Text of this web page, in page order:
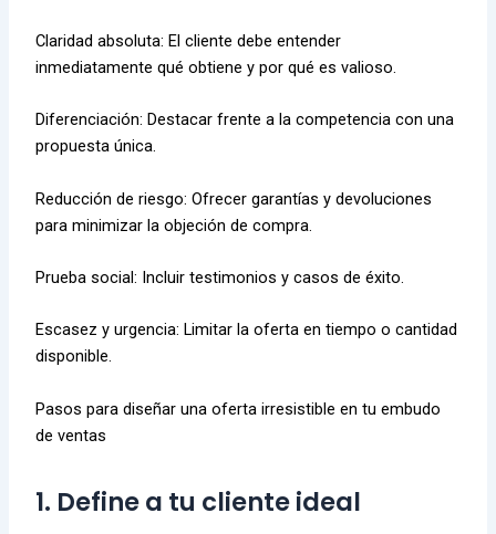
Claridad absoluta: El cliente debe entender
inmediatamente qué obtiene y por qué es valioso.
Diferenciación: Destacar frente a la competencia con una
propuesta única.
Reducción de riesgo: Ofrecer garantías y devoluciones
para minimizar la objeción de compra.
Prueba social: Incluir testimonios y casos de éxito.
Escasez y urgencia: Limitar la oferta en tiempo o cantidad
disponible.
Pasos para diseñar una oferta irresistible en tu embudo
de ventas
1. Define a tu cliente ideal